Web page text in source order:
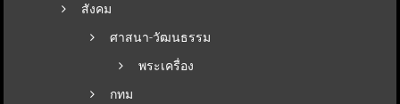
สังคม
ศาสนา-วัฒนธรรม
พระเครื่อง
กทม